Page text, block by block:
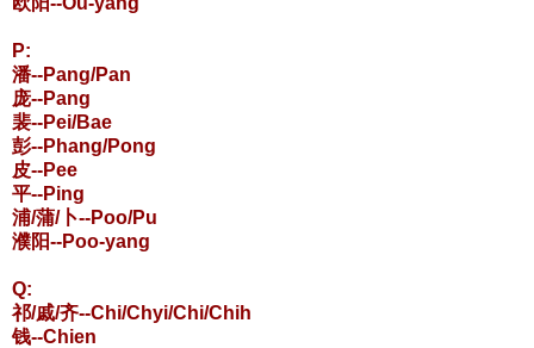
P:
潘--Pang/Pan
庞--Pang
裴--Pei/Bae
彭--Phang/Pong
皮--Pee
平--Ping
浦/蒲/卜--Poo/Pu
濮阳--Poo-yang
Q:
祁/戚/齐--Chi/Chyi/Chi/Chih
钱--Chien